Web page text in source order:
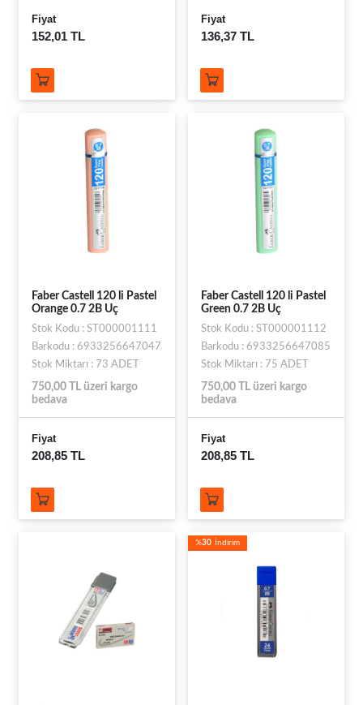
Fiyat
152,01 TL
Fiyat
136,37 TL
Faber Castell 120 li Pastel
Orange 0.7 2B Uç
Stok Kodu : ST000001111
Barkodu : 6933256647047
Stok Miktarı : 73 ADET
750,00 TL üzeri kargo
bedava
Fiyat
208,85 TL
Faber Castell 120 li Pastel
Green 0.7 2B Uç
Stok Kodu : ST000001112
Barkodu : 6933256647085
Stok Miktarı : 75 ADET
750,00 TL üzeri kargo
bedava
Fiyat
208,85 TL
%30 İndirim